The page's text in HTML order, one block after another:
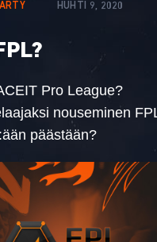
HUHTI 9, 2020
Pro League?
nouseminen
päästään?